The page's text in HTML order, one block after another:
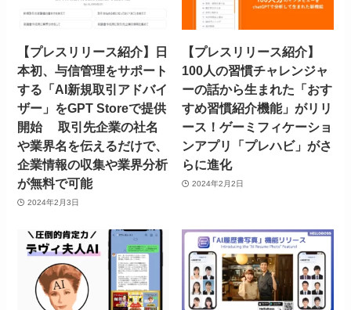
【プレスリリース紹介】日
本初、与信管理をサポート
する「AI新規取引アドバイ
ザー」をGPT Storeで提供
開始 取引先企業の社名
や業界名を伝えるだけで、
企業情報の収集や業界分析
が無料で可能
2024年2月3日
【プレスリリース紹介】
100人の習慣チャレンジャ
ーの話から生まれた「おす
すめ習慣紹介機能」がリリ
ース！ゲーミフィケーショ
ンアプリ「プレハビ」がさ
らに進化
2024年2月2日